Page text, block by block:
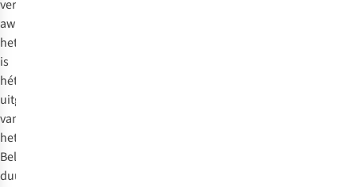
very
awesome
het
is
hét
uitgangspunt
van
het
Belgische,
duurzame